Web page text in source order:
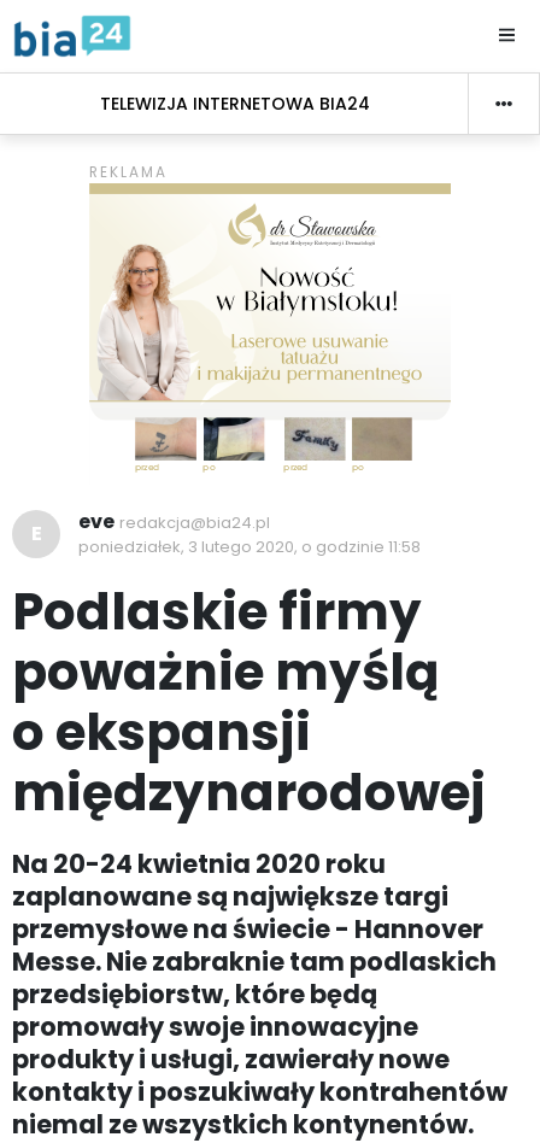
TELEWIZJA INTERNETOWA BIA24
E eve redakcja@bia24.pl
poniedziałek, 3 lutego 2020, o godzinie 11:58
Podlaskie firmy
poważnie myślą
o ekspansji
międzynarodowej
Na 20-24 kwietnia 2020 roku
zaplanowane są największe targi
przemysłowe na świecie - Hannover
Messe. Nie zabraknie tam podlaskich
przedsiębiorstw, które będą
promowały swoje innowacyjne
produkty i usługi, zawierały nowe
kontakty i poszukiwały kontrahentów
niemal ze wszystkich kontynentów.